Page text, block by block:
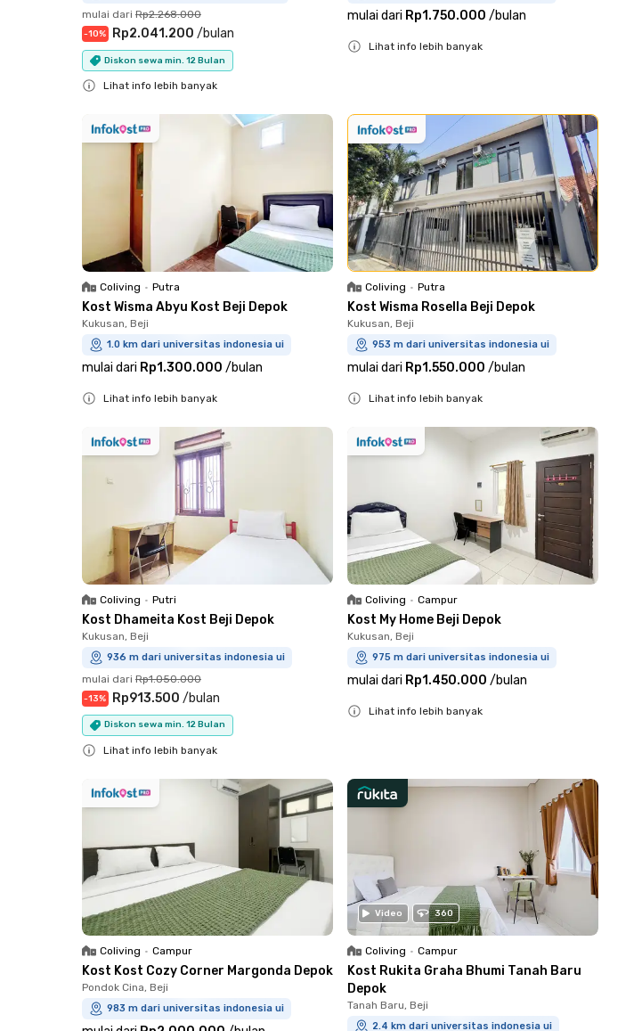
mulai dari Rp2.268.000
-10% Rp2.041.200 /bulan
Diskon sewa min. 12 Bulan
Lihat info lebih banyak
mulai dari Rp1.750.000 /bulan
Lihat info lebih banyak
Coliving • Putra
Kost Wisma Abyu Kost Beji Depok
Kukusan, Beji
1.0 km dari universitas indonesia ui
mulai dari Rp1.300.000 /bulan
Lihat info lebih banyak
Coliving • Putra
Kost Wisma Rosella Beji Depok
Kukusan, Beji
953 m dari universitas indonesia ui
mulai dari Rp1.550.000 /bulan
Lihat info lebih banyak
Coliving • Putri
Kost Dhameita Kost Beji Depok
Kukusan, Beji
936 m dari universitas indonesia ui
mulai dari Rp1.050.000
-13% Rp913.500 /bulan
Diskon sewa min. 12 Bulan
Lihat info lebih banyak
Coliving • Campur
Kost My Home Beji Depok
Kukusan, Beji
975 m dari universitas indonesia ui
mulai dari Rp1.450.000 /bulan
Lihat info lebih banyak
Coliving • Campur
Kost Kost Cozy Corner Margonda Depok
Pondok Cina, Beji
983 m dari universitas indonesia ui
Video 360
Coliving • Campur
Kost Rukita Graha Bhumi Tanah Baru
Depok
Tanah Baru, Beji
2.4 km dari universitas indonesia ui